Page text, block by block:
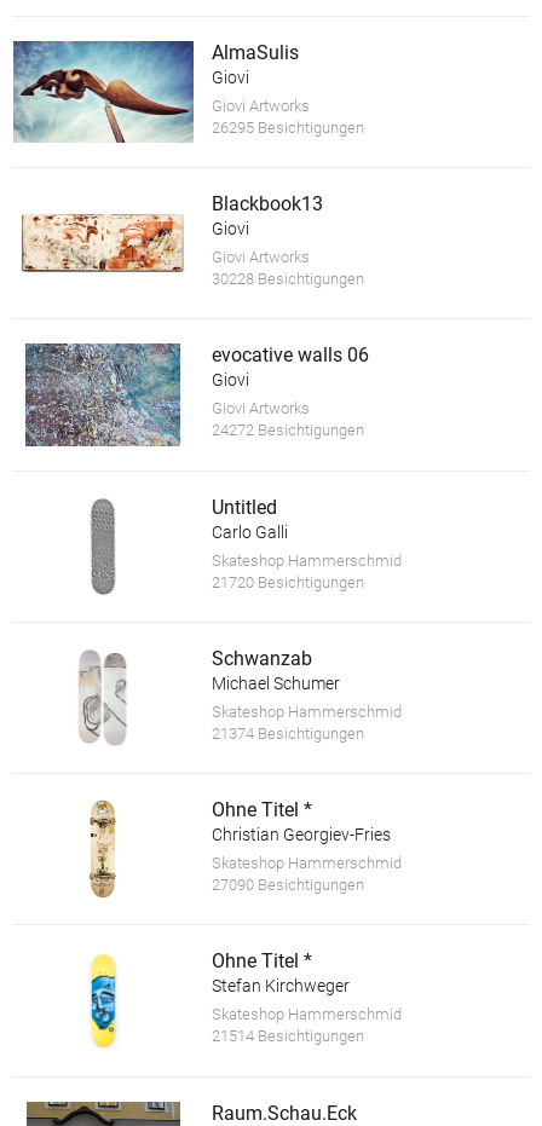
AlmaSulis
Giovi
Giovi Artworks
26295 Besichtigungen
Blackbook13
Giovi
Giovi Artworks
30228 Besichtigungen
evocative walls 06
Giovi
Giovi Artworks
24272 Besichtigungen
Untitled
Carlo Galli
Skateshop Hammerschmid
21720 Besichtigungen
Schwanzab
Michael Schumer
Skateshop Hammerschmid
21374 Besichtigungen
Ohne Titel *
Christian Georgiev-Fries
Skateshop Hammerschmid
27090 Besichtigungen
Ohne Titel *
Stefan Kirchweger
Skateshop Hammerschmid
21514 Besichtigungen
Raum.Schau.Eck